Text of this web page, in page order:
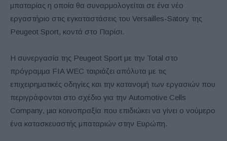
μπαταρίας η οποία θα συναρμολογείται σε ένα νέο
εργαστήριο στις εγκαταστάσεις του Versailles-Satory της
Peugeot Sport, κοντά στο Παρίσι.
Η συνεργασία της Peugeot Sport με την Total στο
πρόγραμμα FIA WEC ταιριάζει απόλυτα με τις
επιχειρηματικές οδηγίες και την κατανομή των εργασιών που
περιγράφονται στο σχέδιο για την Automotive Cells
Company, μια κοινοπραξία που επιδιώκει να γίνει ο νούμερο
ένα κατασκευαστής μπαταριών στην Ευρώπη.